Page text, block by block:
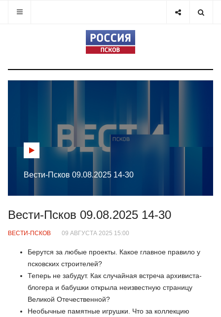
Вести-Псков 09.08.2025 14-30
Вести-Псков 09.08.2025 14-30
ВЕСТИ-ПСКОВ 09 АВГУСТА 2025 15:00
Берутся за любые проекты. Какое главное правило у
псковских строителей?
Теперь не забудут. Как случайная встреча архивиста-
блогера и бабушки открыла неизвестную страницу
Великой Отечественной?
Необычные памятные игрушки. Что за коллекцию